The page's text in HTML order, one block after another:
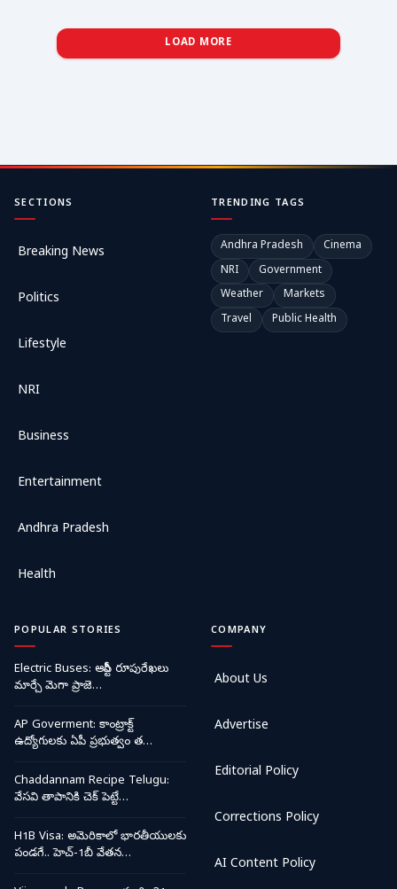
LOAD MORE
SECTIONS
Breaking News
Politics
Lifestyle
NRI
Business
Entertainment
Andhra Pradesh
Health
TRENDING TAGS
Andhra Pradesh
Cinema
NRI
Government
Weather
Markets
Travel
Public Health
POPULAR STORIES
Electric Buses: ఆర్టీసీ రూపురేఖలు
మార్చే మెగా ప్రాజె…
AP Goverment: కాంట్రాక్ట్
ఉద్యోగులకు ఏపీ ప్రభుత్వం త…
Chaddannam Recipe Telugu:
వేసవి తాపానికి చెక్ పెట్టే…
H1B Visa: అమెరికాలో భారతీయులకు
పండగే.. హెచ్-1బీ వేతన…
COMPANY
About Us
Advertise
Editorial Policy
Corrections Policy
AI Content Policy